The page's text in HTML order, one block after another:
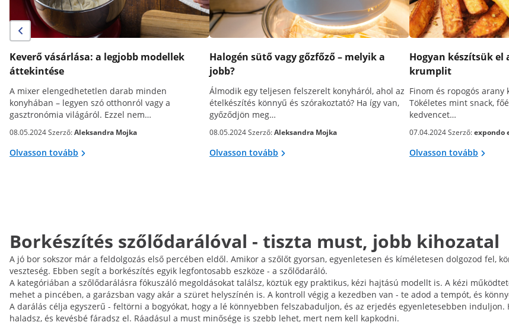
Keverő vásárlása: a legjobb modellek
áttekintése
A mixer elengedhetetlen darab minden
konyhában – legyen szó otthonról vagy a
gasztronómia világáról. Ezzel nem…
08.05.2024 Szerző:Aleksandra Mojka
Olvasson tovább
Halogén sütő vagy gőzfőző – melyik a
jobb?
Álmodik egy teljesen felszerelt konyháról, ahol az
ételkészítés könnyű és szórakoztató? Ha így van,
győződjön meg…
08.05.2024 Szerző:Aleksandra Mojka
Olvasson tovább
Hogyan készítsük el
krumplit
Finom és ropogós
Tökéletes mint snack,
kedvencet…
07.04.2024 Szerző:expondo
Olvasson tovább
Borkészítés szőlődarálóval - tiszta must, jobb kihozatal
A jó bor sokszor már a feldolgozás első percében eldől. Amikor a szőlőt gyorsan, egyenletesen és kíméletesen dolgozod fel,
veszteség. Ebben segít a borkészítés egyik legfontosabb eszköze - a szőlődaráló.
A kategóriában a szőlődarálásra fókuszáló megoldásokat találsz, köztük egy praktikus, kézi hajtású modellt is. A kézi
mehet a pincében, a garázsban vagy akár a szüret helyszínén is. A kontroll végig a kezedben van - te adod a tempót, és
A darálás célja egyszerű - feltörni a bogyókat, hogy a lé könnyebben felszabaduljon, és az erjedés egyenletesebben
haladsz, és kevésbé fáradsz el. Ráadásul a must minősége is szebb lehet, mert nem kell kapkodni.